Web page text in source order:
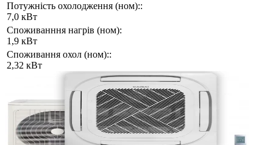
Потужність охолодження (ном)::
7,0 кВт
Споживанння нагрів (ном):
1,9 кВт
Споживання охол (ном)::
2,32 кВт
Купити